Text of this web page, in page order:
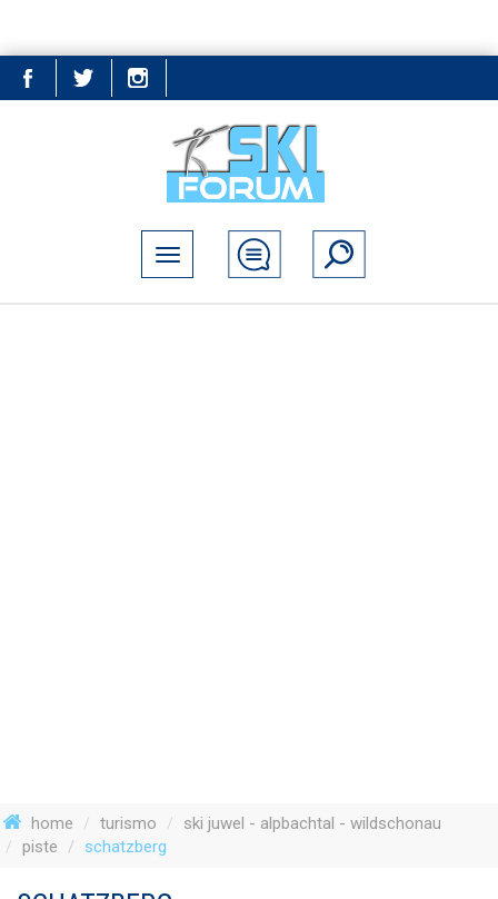
home turismo
ski juwel - alpbachtal - wildschonau
piste
schatzberg